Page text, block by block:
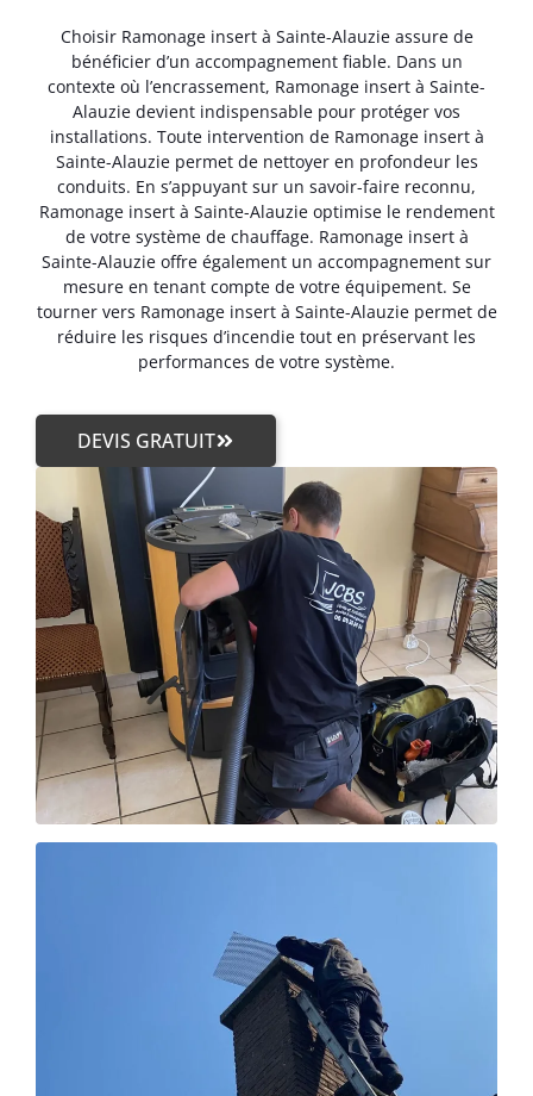
Choisir Ramonage insert à Sainte-Alauzie assure de
bénéficier d’un accompagnement fiable. Dans un
contexte où l’encrassement, Ramonage insert à Sainte-
Alauzie devient indispensable pour protéger vos
installations. Toute intervention de Ramonage insert à
Sainte-Alauzie permet de nettoyer en profondeur les
conduits. En s’appuyant sur un savoir-faire reconnu,
Ramonage insert à Sainte-Alauzie optimise le rendement
de votre système de chauffage. Ramonage insert à
Sainte-Alauzie offre également un accompagnement sur
mesure en tenant compte de votre équipement. Se
tourner vers Ramonage insert à Sainte-Alauzie permet de
réduire les risques d’incendie tout en préservant les
performances de votre système.
DEVIS GRATUIT